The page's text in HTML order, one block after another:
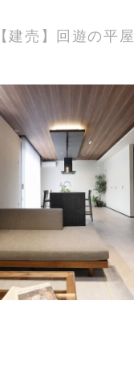
【建売】回遊の平屋